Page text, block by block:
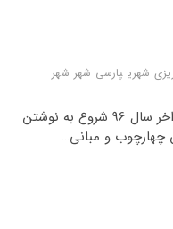
شهری پارسی شهر شهر
شهر شاد، عنوان مقاله ای بود که در اواخر سال 96 شروع به نوشتن
چهارچوب و مبانی…